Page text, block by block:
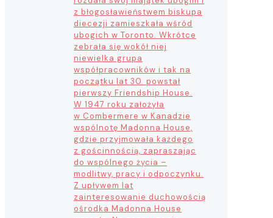
z błogosławieństwem biskupa
diecezji zamieszkała wśród
ubogich w Toronto. Wkrótce
zebrała się wokół niej
niewielka grupa
współpracowników i tak na
początku lat 30. powstał
pierwszy Friendship House.
W 1947 roku założyła
w Combermere w Kanadzie
wspólnotę Madonna House,
gdzie przyjmowała każdego
z gościnnością, zapraszając
do wspólnego życia –
modlitwy, pracy i odpoczynku.
Z upływem lat
zainteresowanie duchowością
ośrodka Madonna House